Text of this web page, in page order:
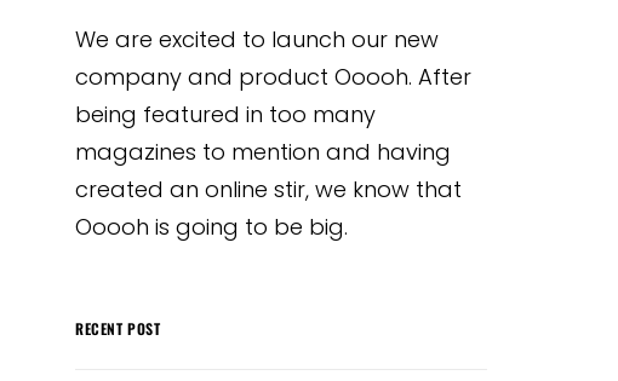
We are excited to launch our new
company and product Ooooh. After
being featured in too many
magazines to mention and having
created an online stir, we know that
Ooooh is going to be big.
RECENT POST